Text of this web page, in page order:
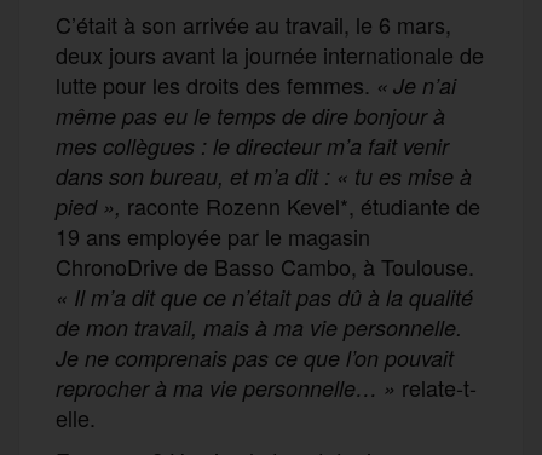
C’était à son arrivée au travail, le 6 mars,
deux jours avant la journée internationale de
lutte pour les droits des femmes. « Je n’ai
même pas eu le temps de dire bonjour à
mes collègues : le directeur m’a fait venir
dans son bureau, et m’a dit : « tu es mise à
pied », raconte Rozenn Kevel*, étudiante de
19 ans employée par le magasin
ChronoDrive de Basso Cambo, à Toulouse.
« Il m’a dit que ce n’était pas dû à la qualité
de mon travail, mais à ma vie personnelle.
Je ne comprenais pas ce que l’on pouvait
reprocher à ma vie personnelle… » relate-t-
elle.